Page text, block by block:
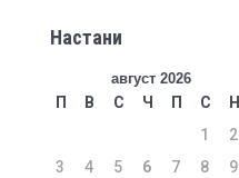
Настани
август 2026
П В С Ч П С
Н
1
2
3
4 5 6 7 8
9